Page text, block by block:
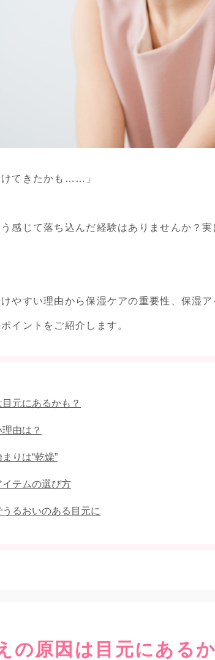
けてきたかも……」
感じて落ち込んだ経験はありませんか？
やすい理由から保湿ケアの重要性、保湿
イントをご紹介します。
元にあるかも？
由は？
りは“乾燥”
イテムの選び方
るおいのある目元に
の原因は目元にある